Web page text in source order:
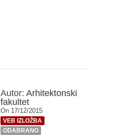
Autor: Arhitektonski
fakultet
On 17/12/2015
VEB IZLOŽBA
ODABRANO